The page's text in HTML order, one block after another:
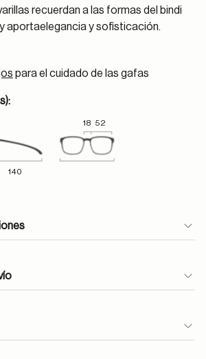
recuerdan a las formas del bindi
aportaelegancia y sofisticación.
para el cuidado de las gafas
18 52
140